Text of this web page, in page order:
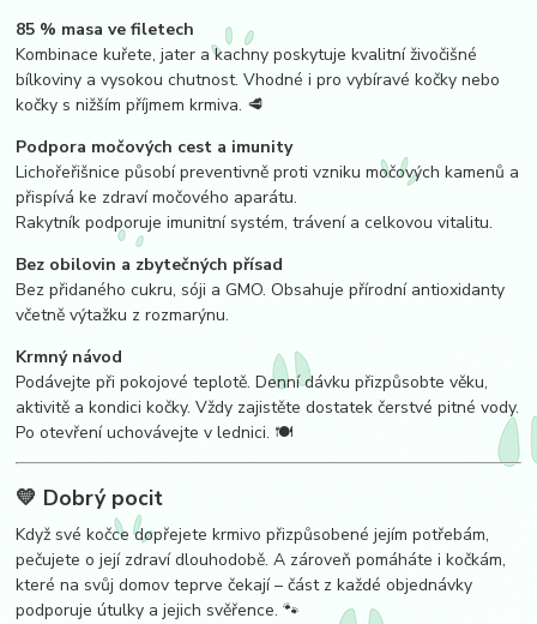
85 % masa ve filetech
Kombinace kuřete, jater a kachny poskytuje kvalitní živočišné
bílkoviny a vysokou chutnost. Vhodné i pro vybíravé kočky nebo
kočky s nižším příjmem krmiva. 🥩
Podpora močových cest a imunity
Lichořeřišnice působí preventivně proti vzniku močových kamenů a
přispívá ke zdraví močového aparátu.
Rakytník podporuje imunitní systém, trávení a celkovou vitalitu.
Bez obilovin a zbytečných přísad
Bez přidaného cukru, sóji a GMO. Obsahuje přírodní antioxidanty
včetně výtažku z rozmarýnu.
Krmný návod
Podávejte při pokojové teplotě. Denní dávku přizpůsobte věku,
aktivitě a kondici kočky. Vždy zajistěte dostatek čerstvé pitné vody.
Po otevření uchovávejte v lednici. 🍽️
💛 Dobrý pocit
Když své kočce dopřejete krmivo přizpůsobené jejím potřebám,
pečujete o její zdraví dlouhodobě. A zároveň pomáháte i kočkám,
které na svůj domov teprve čekají – část z každé objednávky
podporuje útulky a jejich svěřence. 🐾